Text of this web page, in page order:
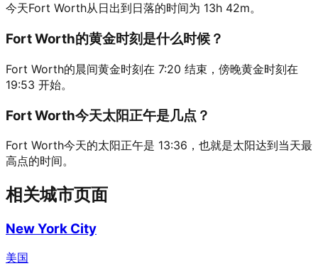
今天Fort Worth从日出到日落的时间为 13h 42m。
Fort Worth的黄金时刻是什么时候？
Fort Worth的晨间黄金时刻在 7:20 结束，傍晚黄金时刻在
19:53 开始。
Fort Worth今天太阳正午是几点？
Fort Worth今天的太阳正午是 13:36，也就是太阳达到当天最
高点的时间。
相关城市页面
New York City
美国